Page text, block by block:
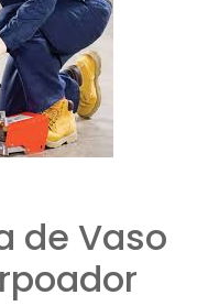
de Vaso